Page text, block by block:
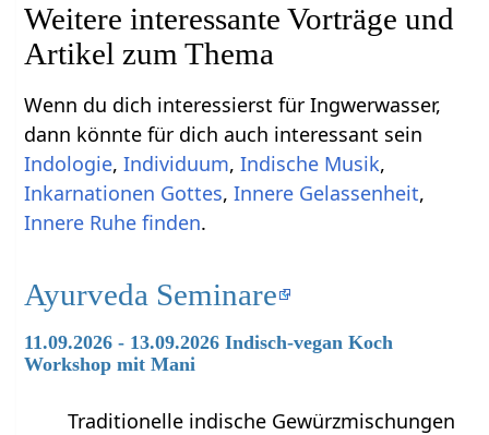
Weitere interessante Vorträge und
Artikel zum Thema
Wenn du dich interessierst für Ingwerwasser,
dann könnte für dich auch interessant sein
Indologie,Individuum,Indische Musik,
Inkarnationen Gottes,Innere Gelassenheit,
Innere Ruhe finden.
Ayurveda Seminare
11.09.2026 - 13.09.2026 Indisch-vegan Koch
Workshop mit Mani
Traditionelle indische Gewürzmischungen